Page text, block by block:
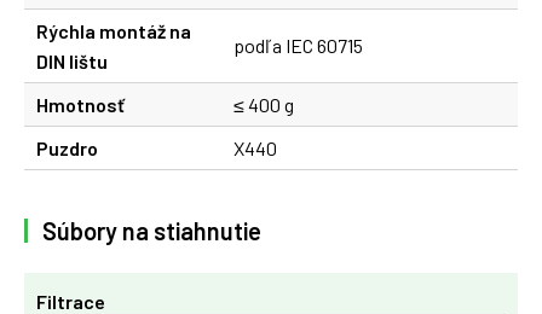
Rýchla montáž na
DIN lištu
podľa IEC 60715
Hmotnosť
≤ 400 g
Puzdro
X440
Súbory na stiahnutie
Filtrace